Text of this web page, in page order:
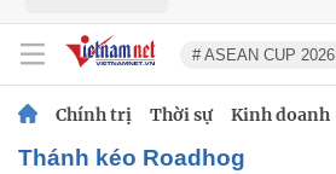
# ASEAN CUP 2026
Chính trị Thời sự Kinh doanh
thánh kéo Roadhog